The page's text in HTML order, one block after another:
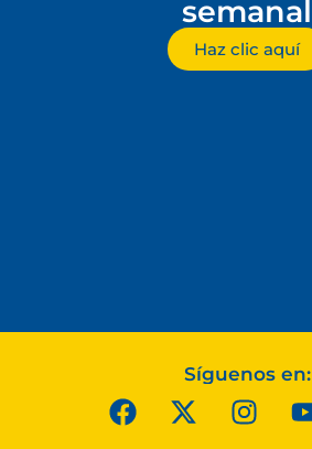
semanal
Haz clic aquí
Síguenos en: